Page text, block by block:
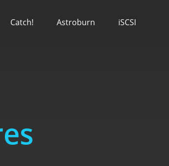
Catch! Astroburn iSCSI